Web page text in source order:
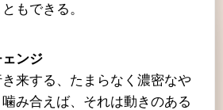
もできる。
ンジ
来する、たまらなく濃密なや
み合えば、それは動きのある